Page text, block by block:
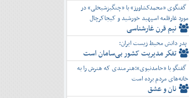
گفتگوی «محمدکشاورز» با «چنگیزشیخلی» در
مورد غارقلعه اسپهبد خورشید و کیجاکرچال
نیم قرن غارشناسی
پدر دانش محیط زیست ایران:
تفكر مديريت کشور بی‌سامان است
گفتگو با «حامدنبوی»؛هنرمندی که هنرش را به
خانه‌های مردم برده است
نان و عشق